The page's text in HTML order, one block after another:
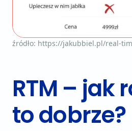
źródło: https://jakubbiel.pl/real-
RTM – jak
to dobrze?